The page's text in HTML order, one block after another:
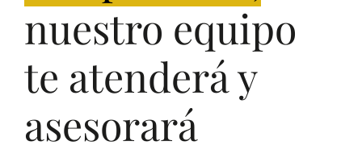
nuestro equipo
te atenderá y
asesorará